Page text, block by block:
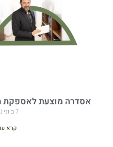
אסדרה מוצעת לאספקת
7 ביוני 2021
קרא